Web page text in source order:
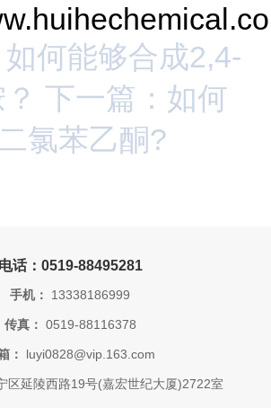
如何能够合成2,4-
下一篇：如何
氯苯乙酮?
电话：0519-88495281
手机： 13338186999
传真： 0519-88116378
： luyi0828@vip.163.com
区延陵西路19号(嘉宏世纪大厦)2722室